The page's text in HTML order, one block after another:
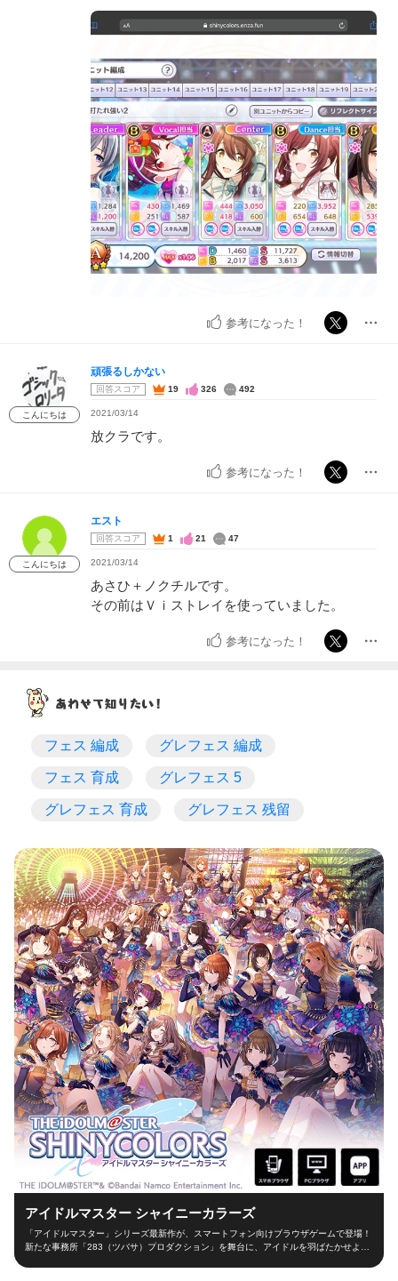
参考になった！
こんにちは
頑張るしかない
回答スコア 19 326 492
2021/03/14
放クラです。
参考になった！
こんにちは
エスト
回答スコア 1 21 47
2021/03/14
あさひ＋ノクチルです。
その前はＶｉストレイを使っていました。
参考になった！
フェス 編成 グレフェス 編成
フェス 育成 グレフェス 5
グレフェス 育成 グレフェス 残留
アイドルマスター シャイニーカラーズ
「アイドルマスター」シリーズ最新作が、スマートフォン向けブラウザゲームで登場！
新たな事務所「283（ツバサ）プロダクション」を舞台に、アイドルを羽ばたかせよ